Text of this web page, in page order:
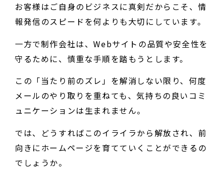
お客様はご自身のビジネスに真剣だからこそ、情
報発信のスピードを何よりも大切にしています。
一方で制作会社は、Webサイトの品質や安全性を
守るために、慎重な手順を踏もうとします。
この「当たり前のズレ」を解消しない限り、何度
メールのやり取りを重ねても、気持ちの良いコミ
ュニケーションは生まれません。
では、どうすればこのイライラから解放され、前
向きにホームページを育てていくことができるの
でしょうか。